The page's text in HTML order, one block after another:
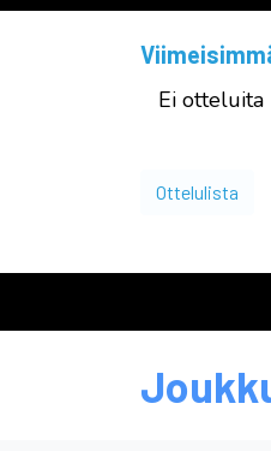
Ei otteluita
Ottelulista